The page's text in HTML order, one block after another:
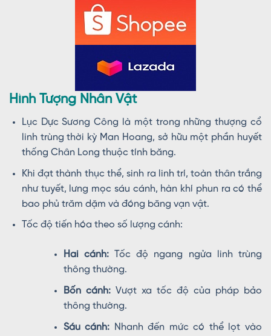
Hình Tượng Nhân Vật
Lục Dực Sương Công là một trong những thượng cổ
linh trùng thời kỳ Man Hoang, sở hữu một phần huyết
thống Chân Long thuộc tính băng.
Khi đạt thành thục thể, sinh ra linh trí, toàn thân trắng
như tuyết, lưng mọc sáu cánh, hàn khí phun ra có thể
bao phủ trăm dặm và đóng băng vạn vật.
Tốc độ tiến hóa theo số lượng cánh:
Hai cánh:Tốc độ ngang ngửa linh trùng
thông thường.
Bốn cánh:Vượt xa tốc độ của pháp bảo
thông thường.
Sáu cánh: Nhanh đến mức có thể lọt vào